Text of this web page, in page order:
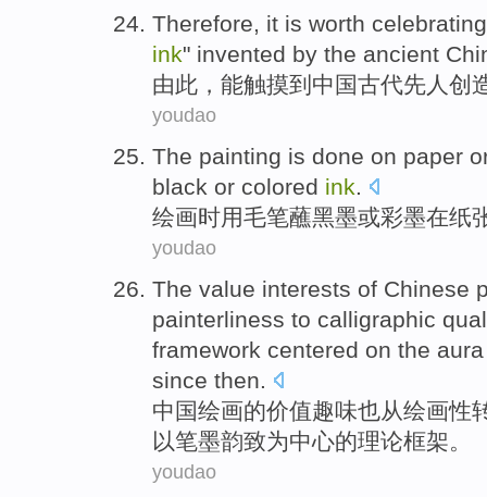
Therefore, it is worth celebrating
ink" invented by the ancient
由此 ， 能触摸到 中国古代先人 创
youdao
The painting is done on paper
black or colored ink.
绘画时用毛笔蘸黑墨或彩墨在纸
youdao
The value interests of Chinese
painterliness to calligraphic
framework centered on the
since then.
中国绘画的价值趣味也从绘画性
以笔墨韵致为中心的理论框架。
youdao